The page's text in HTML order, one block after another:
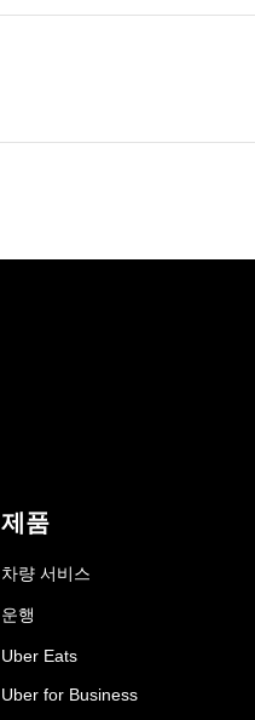
제품
차량 서비스
운행
Uber Eats
Uber for Business